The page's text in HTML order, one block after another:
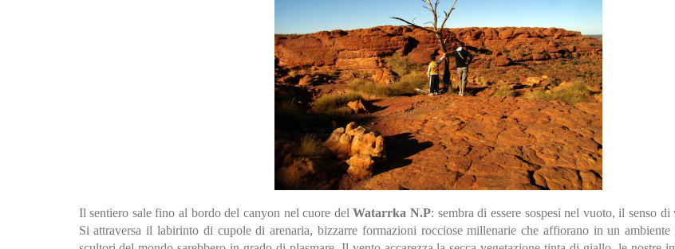
Il sentiero sale fino al bordo del canyon nel cuore delWatarrka N.P: sembra di essere sospesi nel vuoto, il senso
Si attraversa il labirinto di cupole di arenaria, bizzarre formazioni rocciose millenarie che affiorano in un